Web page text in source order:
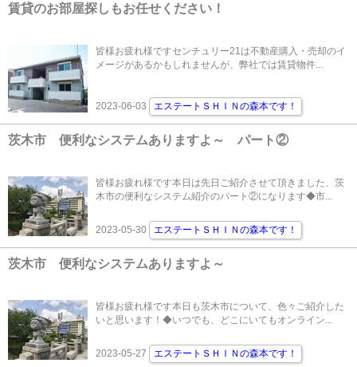
賃貸のお部屋探しもお任せください！
皆様お疲れ様ですセンチュリー21は不動産購入・売却のイ
メージがあるかもしれませんが、弊社では賃貸物件...
2023-06-03 エステートＳＨＩＮの森本です！
茨木市 便利なシステムありますよ～ パート②
皆様お疲れ様です本日は先日ご紹介させて頂きました、茨
木市の便利なシステム紹介のパート②になります◆市...
2023-05-30 エステートＳＨＩＮの森本です！
茨木市 便利なシステムありますよ～
皆様お疲れ様です本日も茨木市について、色々ご紹介した
いと思います！◆いつでも、どこにいてもオンライン...
2023-05-27 エステートＳＨＩＮの森本です！